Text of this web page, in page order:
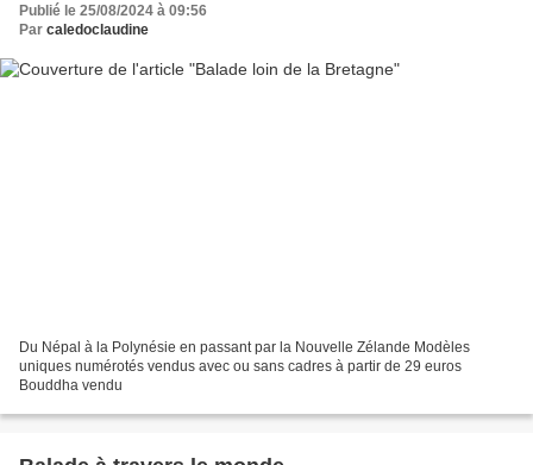
Publié le 25/08/2024 à 09:56
Par caledoclaudine
Du Népal à la Polynésie en passant par la Nouvelle Zélande Modèles
uniques numérotés vendus avec ou sans cadres à partir de 29 euros
Bouddha vendu